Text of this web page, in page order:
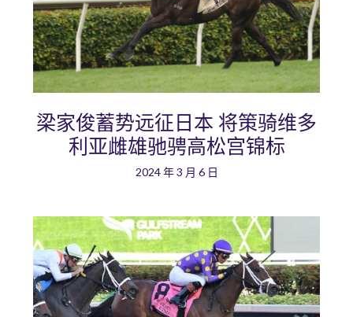
梁家俊蓄势远征日本 将策骑维多
利亚雌雄驰骋高松宫锦标
2024 年 3 月 6 日